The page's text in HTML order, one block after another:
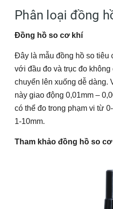
Phân loại đồng
Đồng hồ so cơ khí
Đây là mẫu đồng hồ so tiêu
với đầu đo và trục đo
chuyển lên xuống dễ dàng.
này giao động 0,01mm –
có thể đo trong phạm vi từ
1-10mm.
Tham khảo đồng hồ so